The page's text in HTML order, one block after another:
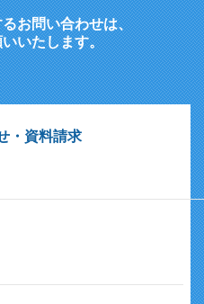
お問い合わせは、
いたします。
・資料請求